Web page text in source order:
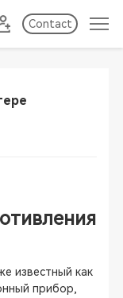
Contact
известный как
прибор,